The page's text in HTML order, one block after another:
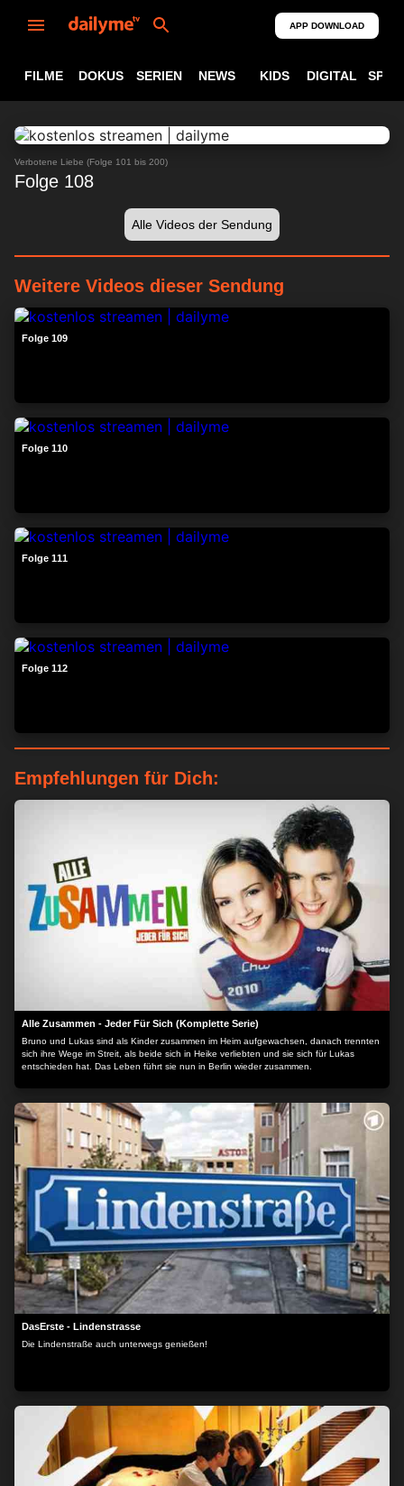
APP DOWNLOAD
FILME DOKUS SERIEN NEWS KIDS DIGITAL
Verbotene Liebe (Folge 101 bis 200)
Folge 108
Alle Videos der Sendung
Weitere Videos dieser Sendung
Folge 109
Folge 110
Folge 111
Folge 112
Empfehlungen für Dich:
Alle Zusammen - Jeder Für Sich (Komplette Serie)
Bruno und Lukas sind als Kinder zusammen im Heim aufgewachsen, danach trennten
sich ihre Wege im Streit, als beide sich in Heike verliebten und sie sich für Lukas
entschieden hat. Das Leben führt sie nun in Berlin wieder zusammen.
DasErste - Lindenstrasse
Die Lindenstraße auch unterwegs genießen!